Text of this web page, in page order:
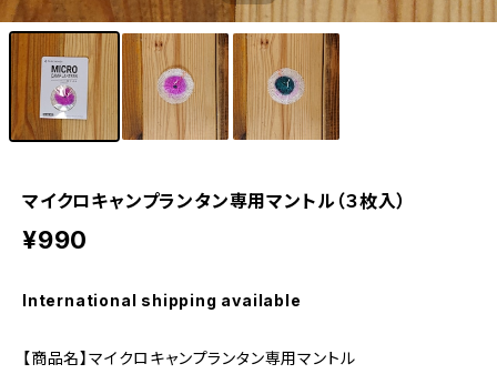
マイクロキャンプランタン専用マントル（３枚入）
¥990
International shipping available
【商品名】マイクロキャンプランタン専用マントル